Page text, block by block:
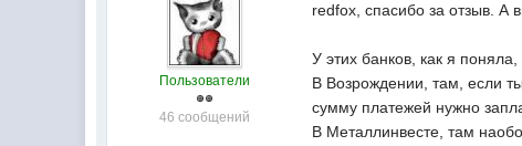
Пользователи
46 сообщений
redfox, спасибо за отзыв. А
У этих банков, как я
В Возрождении, там, если
сумму платежей нужно
В Металлинвесте, там